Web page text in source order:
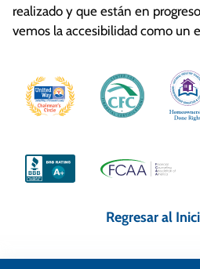
realizado y que están en
vemos la accesibilidad como un
Regresar al